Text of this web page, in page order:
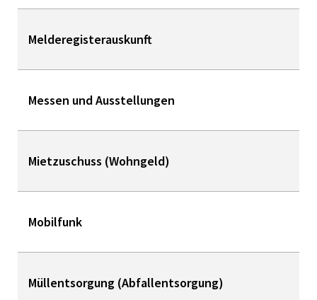
Melderegisterauskunft
Messen und Ausstellungen
Mietzuschuss (Wohngeld)
Mobilfunk
Müllentsorgung (Abfallentsorgung)